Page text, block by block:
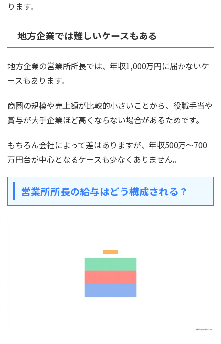
ります。
地方企業では難しいケースもある
地方企業の営業所所長では、年収1,000万円に届かないケ
ースもあります。
商圏の規模や売上額が比較的小さいことから、役職手当や
賞与が大手企業ほど高くならない場合があるためです。
もちろん会社によって差はありますが、年収500万〜700
万円台が中心となるケースも少なくありません。
営業所所長の給与はどう構成される？